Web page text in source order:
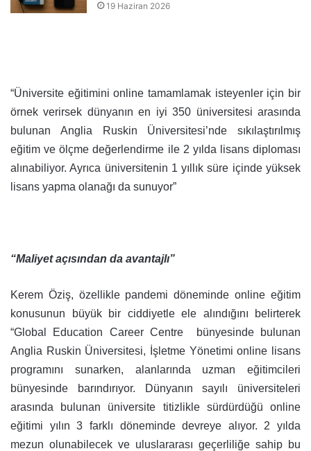
19 Haziran 2026
“Üniversite eğitimini online tamamlamak isteyenler için bir
örnek verirsek dünyanın en iyi 350 üniversitesi arasında
bulunan Anglia Ruskin Üniversitesi’nde sıkılaştırılmış
eğitim ve ölçme değerlendirme ile 2 yılda lisans diploması
alınabiliyor. Ayrıca üniversitenin 1 yıllık süre içinde yüksek
lisans yapma olanağı da sunuyor”
“Maliyet açısından da avantajlı”
Kerem Öziş, özellikle pandemi döneminde online eğitim
konusunun büyük bir ciddiyetle ele alındığını belirterek
“Global Education Career Centre bünyesinde bulunan
Anglia Ruskin Üniversitesi, İşletme Yönetimi online lisans
programını sunarken, alanlarında uzman eğitimcileri
bünyesinde barındırıyor. Dünyanın sayılı üniversiteleri
arasında bulunan üniversite titizlikle sürdürdüğü online
eğitimi yılın 3 farklı döneminde devreye alıyor. 2 yılda
mezun olunabilecek ve uluslararası geçerliliğe sahip bu